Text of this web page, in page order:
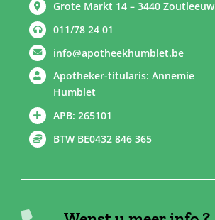
Grote Markt 14 – 3440 Zoutleeuw
011/78 24 01
info@apotheekhumblet.be
Apotheker-titularis: Annemie
Humblet
APB: 265101
BTW BE0432 846 365